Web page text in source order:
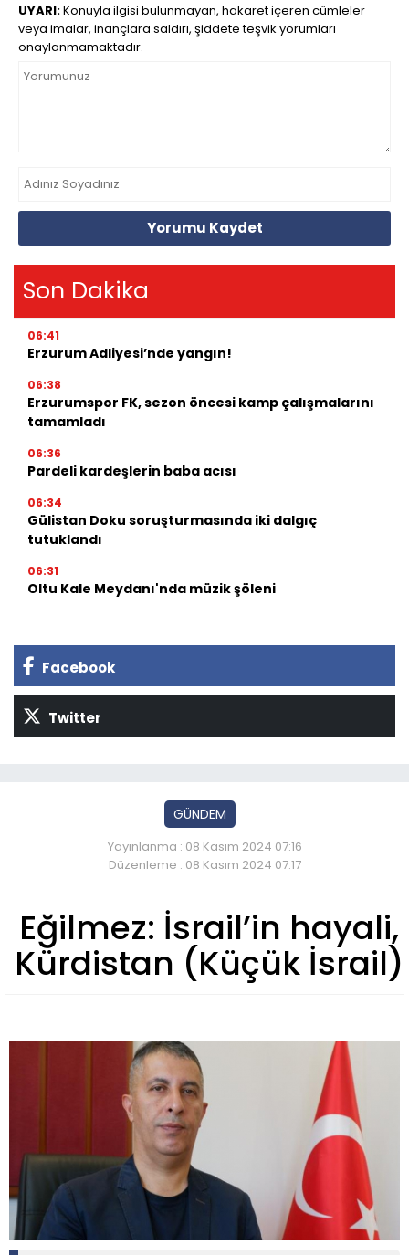
UYARI:Konuyla ilgisi bulunmayan, hakaret içeren cümleler
veya imalar, inançlara saldırı, şiddete teşvik yorumları
onaylanmamaktadır.
Yorumu Kaydet
Son Dakika
06:41
Erzurum Adliyesi’nde yangın!
06:38
Erzurumspor FK, sezon öncesi kamp çalışmalarını
tamamladı
06:36
Pardeli kardeşlerin baba acısı
06:34
Gülistan Doku soruşturmasında iki dalgıç
tutuklandı
06:31
Oltu Kale Meydanı'nda müzik şöleni
Facebook
Twitter
GÜNDEM
Yayınlanma : 08 Kasım 2024 07:16
Düzenleme : 08 Kasım 2024 07:17
Eğilmez: İsrail’in hayali,
Kürdistan (Küçük İsrail)